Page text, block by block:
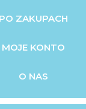
PO ZAKUPACH
MOJE KONTO
O NAS